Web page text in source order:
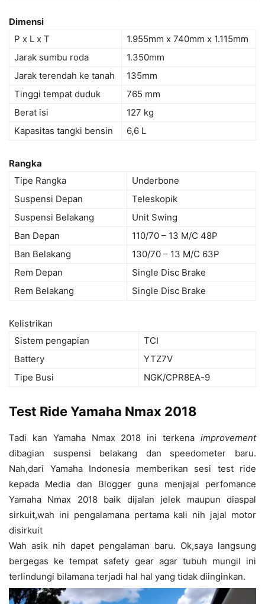
Dimensi
P x L x T
1.955mm x 740mm x 1.115mm
Jarak sumbu roda
1.350mm
Jarak terendah ke tanah
135mm
Tinggi tempat duduk
765 mm
Berat isi
127 kg
Kapasitas tangki bensin
6,6 L
Rangka
Tipe Rangka
Underbone
Suspensi Depan
Teleskopik
Suspensi Belakang
Unit Swing
Ban Depan
110/70 – 13 M/C 48P
Ban Belakang
130/70 – 13 M/C 63P
Rem Depan
Single Disc Brake
Rem Belakang
Single Disc Brake
Kelistrikan
Sistem pengapian
TCI
Battery
YTZ7V
Tipe Busi
NGK/CPR8EA-9
Test Ride Yamaha Nmax 2018
Tadi kan Yamaha Nmax 2018 ini terkena improvement
dibagian suspensi belakang dan speedometer baru.
Nah,dari Yamaha Indonesia memberikan sesi test ride
kepada Media dan Blogger guna menjajal perfomance
Yamaha Nmax 2018 baik dijalan jelek maupun diaspal
sirkuit,wah ini pengalamana pertama kali nih jajal motor
disirkuit
Wah asik nih dapet pengalaman baru. Ok,saya langsung
bergegas ke tempat safety gear agar tubuh mungil ini
terlindungi bilamana terjadi hal hal yang tidak diinginkan.